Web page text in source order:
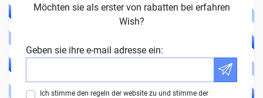
Möchten sie als erster von rabatten bei erfahren
Wish?
Geben sie ihre e-mail adresse ein:
Ich stimme den regeln der website zu und stimme der